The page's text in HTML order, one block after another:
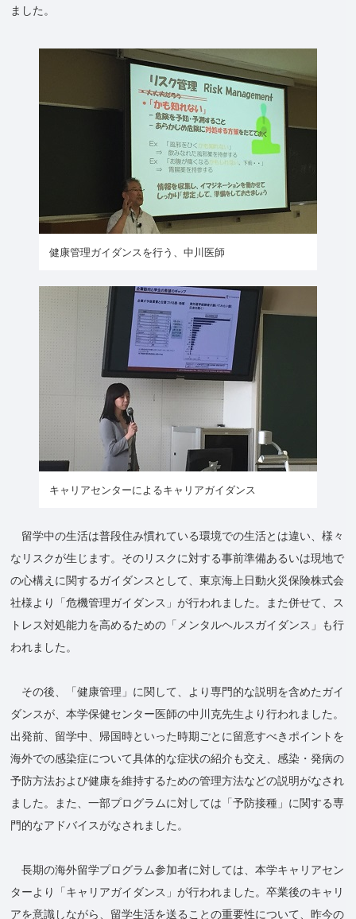
ました。
健康管理ガイダンスを行う、中川医師
キャリアセンターによるキャリアガイダンス
留学中の生活は普段住み慣れている環境での生活とは違い、様々
なリスクが生じます。そのリスクに対する事前準備あるいは現地で
の心構えに関するガイダンスとして、東京海上日動火災保険株式会
社様より「危機管理ガイダンス」が行われました。また併せて、ス
トレス対処能力を高めるための「メンタルヘルスガイダンス」も行
われました。
その後、「健康管理」に関して、より専門的な説明を含めたガイ
ダンスが、本学保健センター医師の中川克先生より行われました。
出発前、留学中、帰国時といった時期ごとに留意すべきポイントを
海外での感染症について具体的な症状の紹介も交え、感染・発病の
予防方法および健康を維持するための管理方法などの説明がなされ
ました。また、一部プログラムに対しては「予防接種」に関する専
門的なアドバイスがなされました。
長期の海外留学プログラム参加者に対しては、本学キャリアセン
ターより「キャリアガイダンス」が行われました。卒業後のキャリ
アを意識しながら、留学生活を送ることの重要性について、昨今の